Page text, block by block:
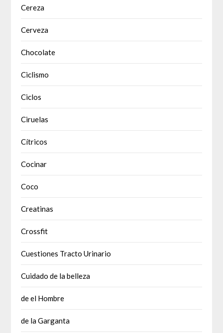
Cereza
Cerveza
Chocolate
Ciclismo
Ciclos
Ciruelas
Cítricos
Cocinar
Coco
Creatinas
Crossfit
Cuestiones Tracto Urinario
Cuidado de la belleza
de el Hombre
de la Garganta